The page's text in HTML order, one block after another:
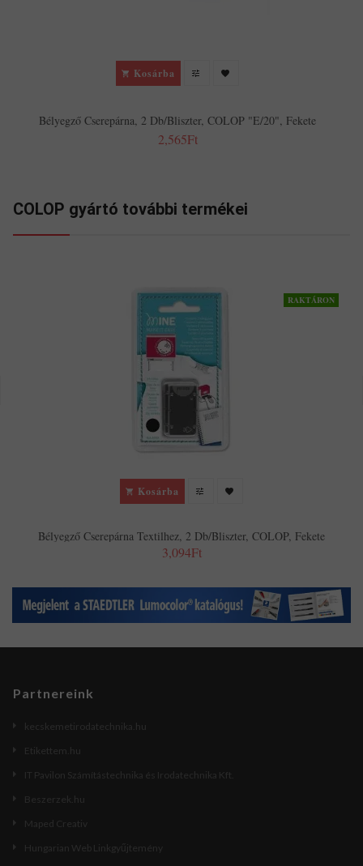
Kosárba
Bélyegző Cserepárna, 2 Db/bliszter, COLOP "E/20", Fekete
2,565Ft
COLOP gyártó további termékei
RAKTÁRON
Kosárba
Bélyegző Cserepárna Textilhez, 2 Db/bliszter, COLOP, Fekete
3,094Ft
Partnereink
kecskemetirodatechnika.hu
Etikettem.hu
IT Pavilon Számítástechnika és Irodatechnika Kft.
Beszerzek.hu
Maped Creativ
Hungarian Web Linkgyűjtemény